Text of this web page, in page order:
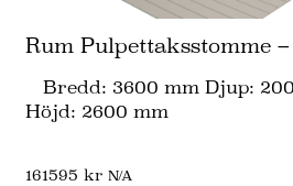
Rum Pulpettaksstomme
Bredd: 3600 mm Djup:
Höjd: 2600 mm
161595kr N/A